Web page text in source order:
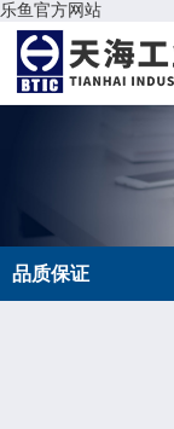
乐鱼官方网站
品质保证